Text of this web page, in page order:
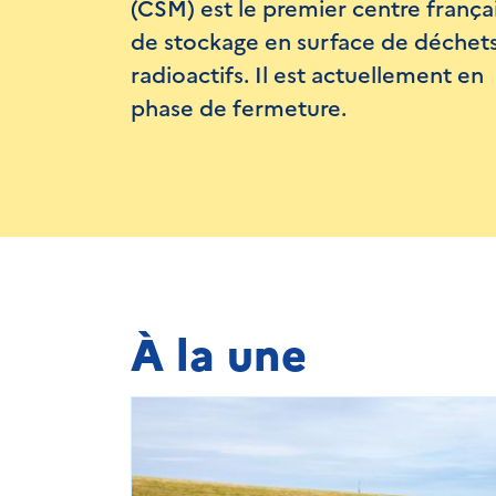
de stockage en surface de
radioactifs. Il est actuellement en
phase de fermeture.
À la une